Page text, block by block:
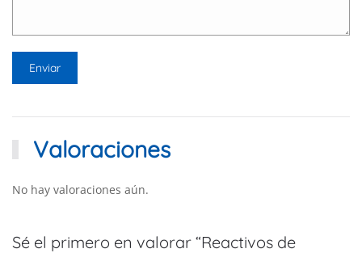
Valoraciones
No hay valoraciones aún.
Sé el primero en valorar “Reactivos de